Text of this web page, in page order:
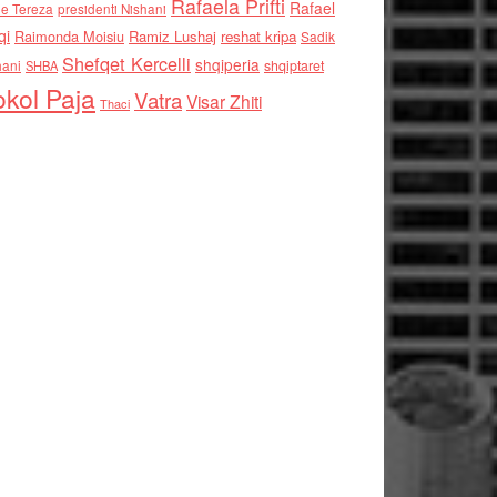
Tereza presidenti Nishani Rafaela Prifti Rafael
Raimonda Moisiu Ramiz Lushaj reshat kripa Sadik
SHBA Shefqet Kercelli shqiperia shqiptaret
Paja Thaci VatraVisar Zhiti